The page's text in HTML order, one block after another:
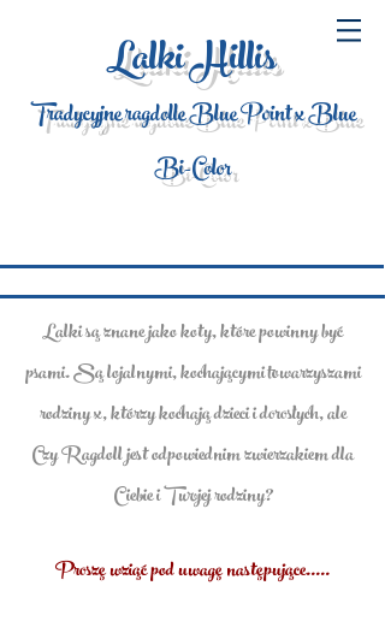
Lalki Hillis
Tradycyjne ragdolle Blue Point x Blue
Bi-Color
Lalki są znane jako koty, które powinny być
psami. Są lojalnymi, kochającymi towarzyszami
rodziny x, którzy kochają dzieci i dorosłych, ale
Czy Ragdoll jest odpowiednim zwierzakiem dla
Ciebie i Twojej rodziny?
Proszę wziąć pod uwagę następujące…..